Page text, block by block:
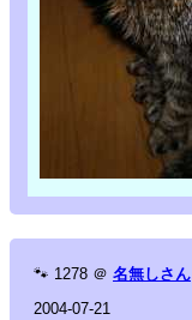
🐾 1278 ＠ 名無しさん
2004-07-21